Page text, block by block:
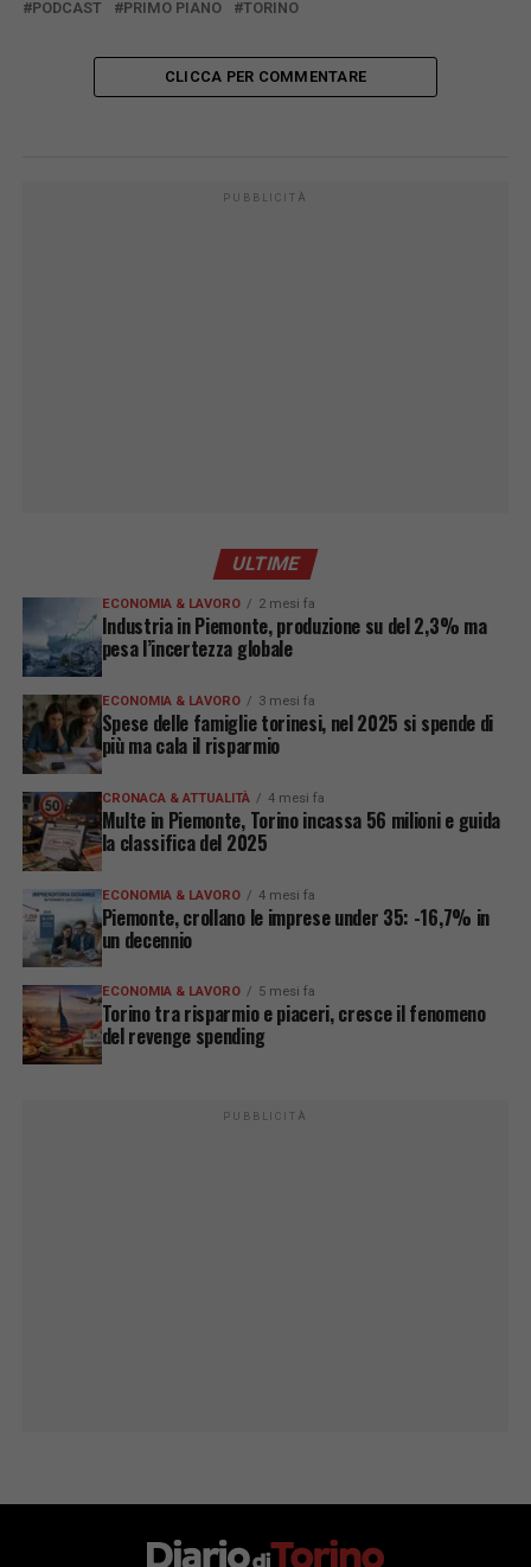
PODCAST
PRIMO PIANO TORINO
CLICCA PER COMMENTARE
PUBBLICITÀ
ULTIME
ECONOMIA & LAVORO 2 mesi fa
Industria in Piemonte, produzione su del 2,3% ma
pesa l’incertezza globale
ECONOMIA & LAVORO 3 mesi fa
Spese delle famiglie torinesi, nel 2025 si spende di
più ma cala il risparmio
CRONACA & ATTUALITÀ 4 mesi fa
Multe in Piemonte, Torino incassa 56 milioni e guida
la classifica del 2025
ECONOMIA & LAVORO 4 mesi fa
Piemonte, crollano le imprese under 35: -16,7% in
un decennio
ECONOMIA & LAVORO 5 mesi fa
Torino tra risparmio e piaceri, cresce il fenomeno
del revenge spending
PUBBLICITÀ